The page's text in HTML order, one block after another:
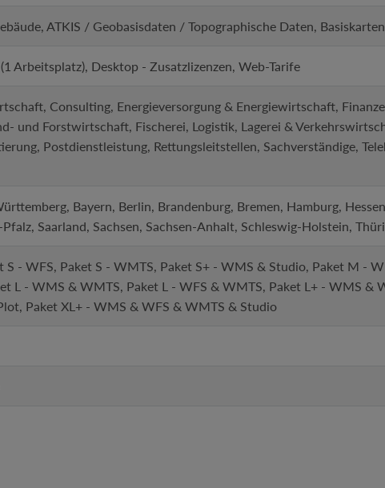
ATKIS / Geobasisdaten / Topographische Daten,
Arbeitsplatz), Desktop - Zusatzlizenzen, Web-Tarife
Consulting, Energieversorgung & Energiewirtschaft,
und Forstwirtschaft, Fischerei, Logistik, Lagerei &
Postdienstleistung, Rettungsleitstellen, Sachverständige,
Bayern, Berlin, Brandenburg, Bremen, Hamburg,
Saarland, Sachsen, Sachsen-Anhalt, Schleswig-Holstein,
S - WFS, Paket S - WMTS, Paket S+ - WMS & Studio, Paket M -
L - WMS & WMTS, Paket L - WFS & WMTS, Paket L+ - WMS &
Paket XL+ - WMS & WFS & WMTS & Studio